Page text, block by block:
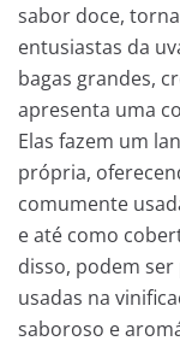
sabor doce,
entusiastas da
bagas grandes,
apresenta uma
Elas fazem um
própria,
comumente
e até como
disso, podem
usadas na
saboroso e